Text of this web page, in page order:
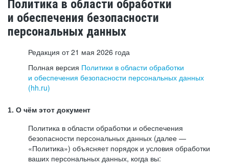
Политика в области обработки
и обеспечения безопасности
персональных данных
Редакция от 21 мая 2026 года
Полная версия Политики в области обработки
и обеспечения безопасности персональных данных
(hh.ru)
1. О чём этот документ
Политика в области обработки и обеспечения
безопасности персональных данных (далее —
«Политика») объясняет порядок и условия обработки
ваших персональных данных, когда вы: